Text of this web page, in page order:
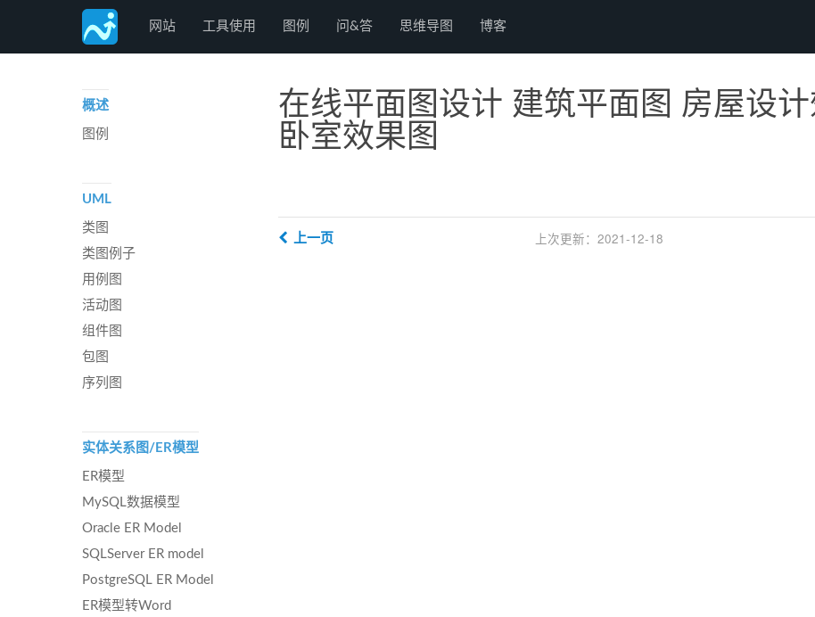
Freedgo Desgin
网站 工具使用 图例 问&答 思维导图 博客
在线平面图设计 建筑平面图 房屋设计
卧室效果图
上次更新：2021-12-18
上一页
概述
图例
UML
类图
类图例子
用例图
活动图
组件图
包图
序列图
实体关系图/ER模型
ER模型
MySQL数据模型
Oracle ER Model
SQLServer ER model
PostgreSQL ER Model
ER模型转Word